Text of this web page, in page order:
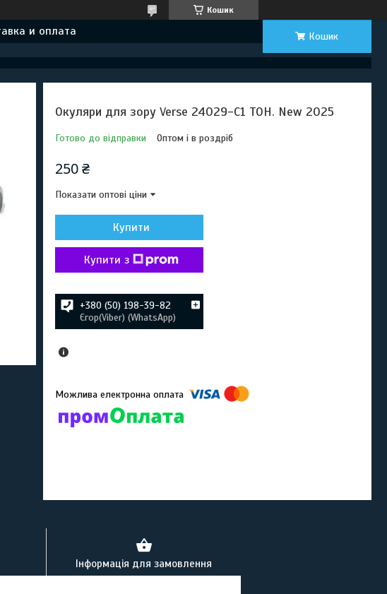
Кошик
и оплата Кошик
Окуляри для зору Verse 24029-C1 ТОН. New 2025
Готово до відправки Оптом і в роздріб
250 ₴
Показати оптові ціни
Купити
Купити з
+380 (50) 198-39-82
Єгор(Viber) (WhatsApp)
Інформація для замовлення